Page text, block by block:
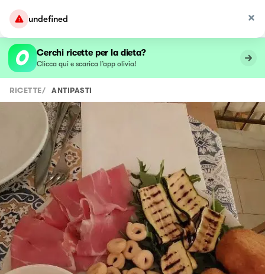
undefined
Cerchi ricette per la dieta?
Clicca qui e scarica l’app olivia!
RICETTE/ ANTIPASTI